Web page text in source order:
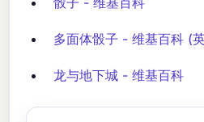
多面体骰子 - 维基百科 (
龙与地下城 - 维基百科